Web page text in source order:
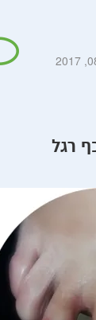
רגל